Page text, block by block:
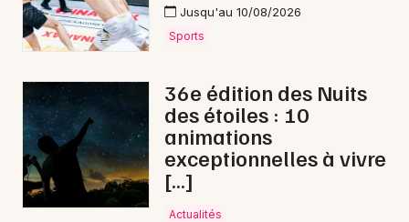
Ce week-end en Haute-Normandie
Newsletter des sorties
Jusqu'au 10/08/2026
Sports
36e édition des Nuits
des étoiles : 10
animations
exceptionnelles à vivre
[…]
Actualités